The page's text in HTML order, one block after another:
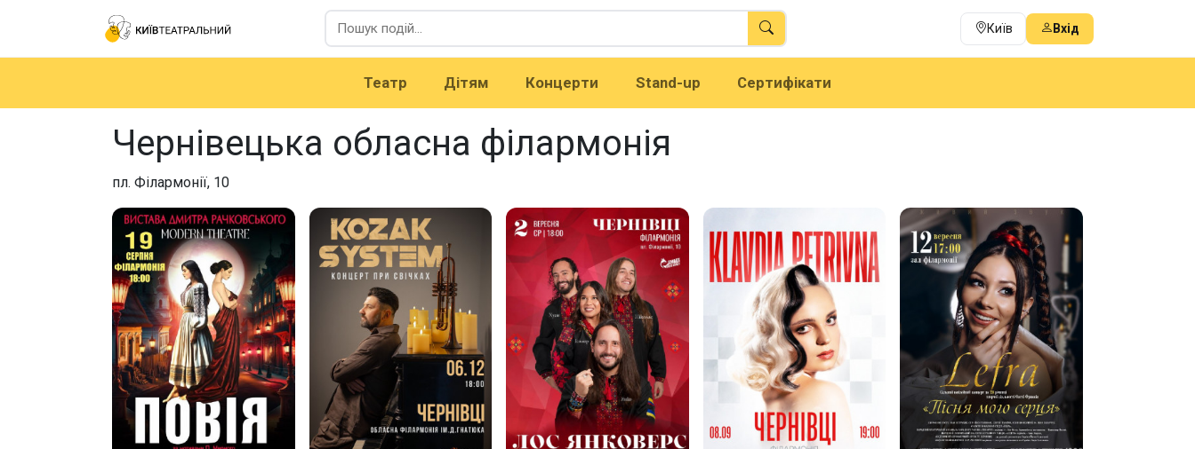
Київ Вхід
Театр Дітям Концерти Stand-up Сертифікати
Чернівецька обласна філармонія
пл. Філармонії, 10